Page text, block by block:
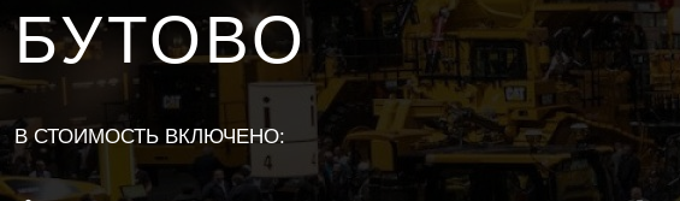
БУТОВО
В СТОИМОСТЬ ВКЛЮЧЕНО: